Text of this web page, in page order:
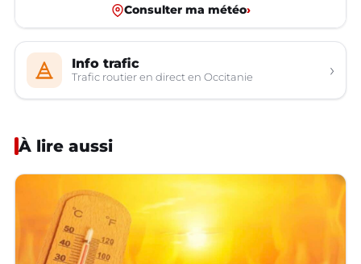
Consulter ma météo›
Info trafic
Trafic routier en direct en Occitanie ›
À lire aussi